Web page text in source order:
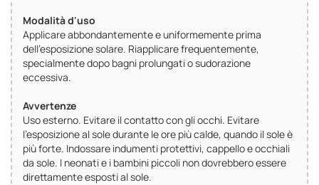
Modalità d'uso
Applicare abbondantemente e uniformemente prima
dell'esposizione solare. Riapplicare frequentemente,
specialmente dopo bagni prolungati o sudorazione
eccessiva.
Avvertenze
Uso esterno. Evitare il contatto con gli occhi. Evitare
l’esposizione al sole durante le ore più calde, quando il sole è
più forte. Indossare indumenti protettivi, cappello e occhiali
da sole. I neonati e i bambini piccoli non dovrebbero essere
direttamente esposti al sole.